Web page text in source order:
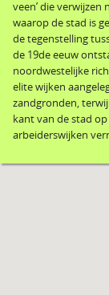
veen’ die
waarop de stad is
de tegenstelling
de 19de eeuw
noordwestelijke
elite wijken
zandgronden,
kant van de stad
arbeiderswijken